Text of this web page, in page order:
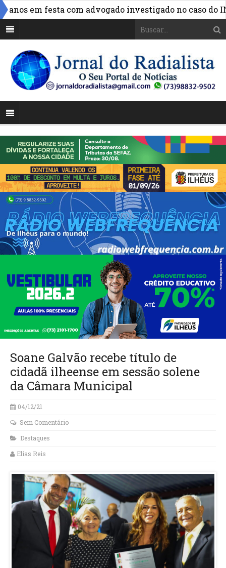
em festa com advogado investigado no caso do INSS
Soane Galvão recebe título de
cidadã ilheense em sessão solene
da Câmara Municipal
04/12/21
Sem Comentário
Destaques
Elias Reis